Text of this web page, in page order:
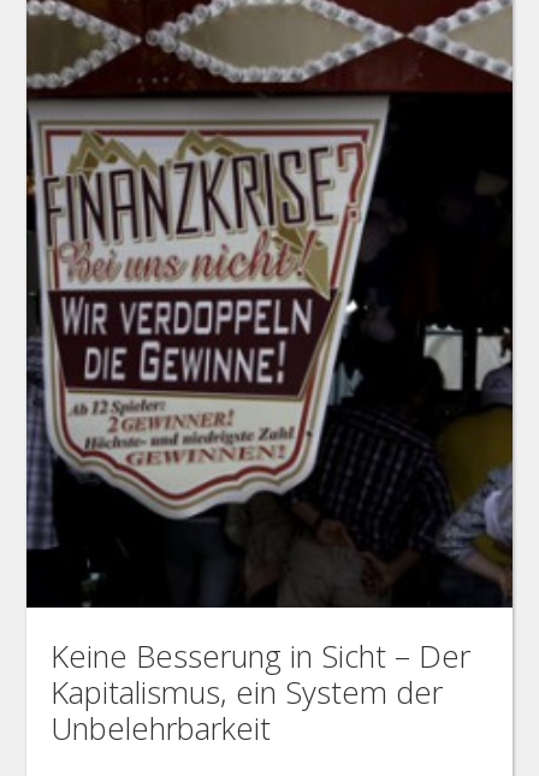
Keine Besserung in Sicht – Der
Kapitalismus, ein System der
Unbelehrbarkeit